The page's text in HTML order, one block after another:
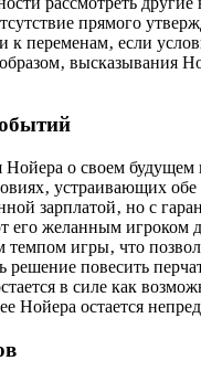
прямого
к переменам‚ если
высказывания
о своем
устраивающих
зарплатой‚ но с
его желанным
игры‚ что
повесить
в силе как
Нойера остается